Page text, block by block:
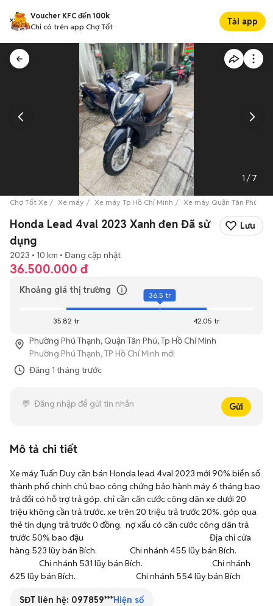
Voucher KFC đến 100k
Chỉ có trên app Chợ Tốt
Tải app
1 /7
Chợ Tốt Xe Xe máy Xe máy Tp Hồ Chí Minh Xe máy Quận Tân Phú
Honda Lead 4val 2023 Xanh đen Đã sử
dụng
Lưu
2023 10 km Đang cập nhật
36.500.000 đ
Khoảng giá thị trường
35.82 tr 42.05 tr
36.5 tr
Phường Phú Thạnh, Quận Tân Phú, Tp Hồ Chí Minh
Phường Phú Thạnh, TP Hồ Chí Minh mới
Đăng 1 tháng trước
Gửi
Mô tả chi tiết
Xe máy Tuấn Duy cần bán Honda lead 4val 2023 mới 90% biển số
thành phố chính chủ bao công chứng bảo hành máy 6 tháng bao
trả đổi có hỗ trợ trả góp. chỉ cần căn cước công dân xe dưới 20
triệu không cần trả trước. xe trên 20 triệu trả trước 20%. góp qua
thẻ tín dụng trả trước 0 đồng.  nợ xấu có căn cước công dân trả
trước 50% bao đậu                                                                     Địa chỉ cửa
hàng 523 lũy bán Bích.                  Chi nhánh 455 lũy bán Bích.
                Chi nhánh 531 lũy bán Bích.                                      Chi nhánh
625 lũy bán Bích.                                 Chi nhánh 554 lũy bán Bích
SĐT liên hệ: 097859***Hiện số